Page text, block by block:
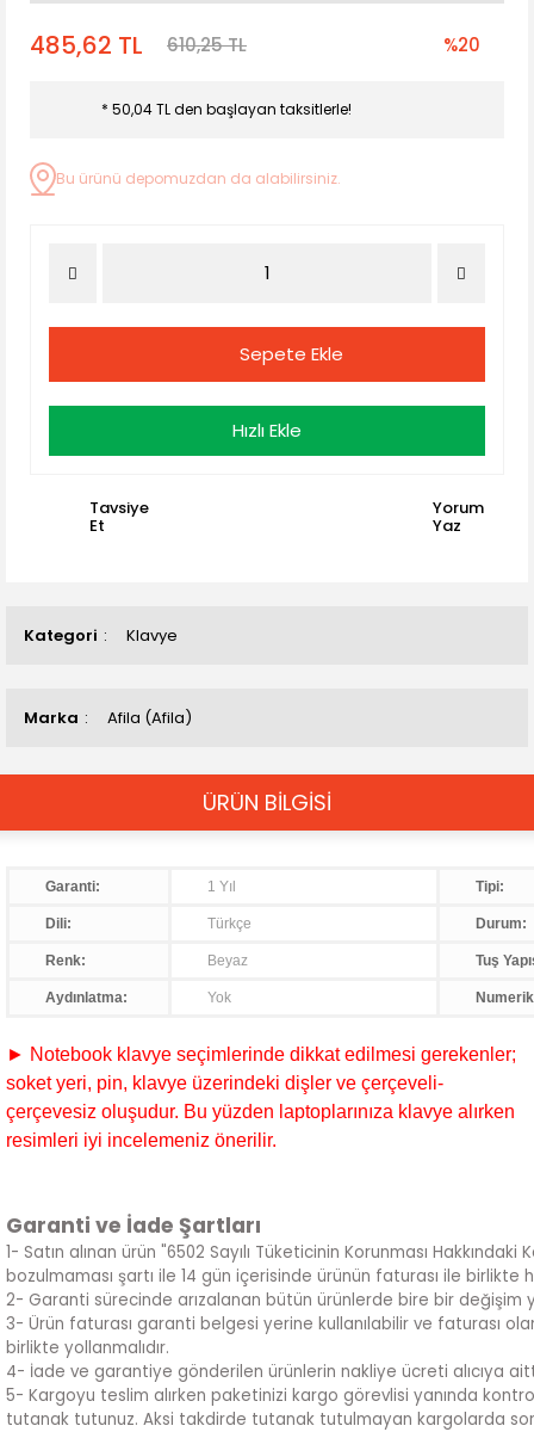
Kategori Klavye
Marka Afila (Afila)
485,62 TL 610,25 TL %20
* 50,04 TL den başlayan taksitlerle!
Bu ürünü depomuzdan da alabilirsiniz.
Sepete Ekle
Hızlı Ekle
Tavsiye
Et
Yorum
Yaz
ÜRÜN BİLGİSİ
Garanti: 1 Yıl Tipi:
Dili: Türkçe Durum:
Renk: Beyaz Tuş
Aydınlatma: Yok
► Notebook klavye seçimlerinde dikkat edilmesi gerekenler;
soket yeri, pin, klavye üzerindeki dişler ve çerçeveli-
çerçevesiz oluşudur. Bu yüzden laptoplarınıza klavye alırken
resimleri iyi incelemeniz önerilir.
Garanti ve İade Şartları
1- Satın alınan ürün "6502 Sayılı Tüketicinin Korunması
bozulmaması şartı ile 14 gün içerisinde ürünün faturası ile
2- Garanti sürecinde arızalanan bütün ürünlerde bire bir değişim
3- Ürün faturası garanti belgesi yerine kullanılabilir ve faturası
birlikte yollanmalıdır.
4- İade ve garantiye gönderilen ürünlerin nakliye ücreti alıcıya
5- Kargoyu teslim alırken paketinizi kargo görevlisi yanında
tutanak tutunuz. Aksi takdirde tutanak tutulmayan kargolarda